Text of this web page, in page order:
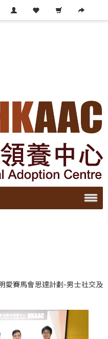
愛賽馬會思達計劃-男士社交及